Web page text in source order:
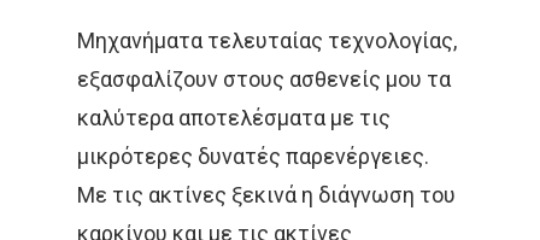
Μηχανήματα τελευταίας τεχνολογίας,
εξασφαλίζουν στους ασθενείς μου τα
καλύτερα αποτελέσματα με τις
μικρότερες δυνατές παρενέργειες.
Με τις ακτίνες ξεκινά η διάγνωση του
καρκίνου και με τις ακτίνες
ΠΌΝΟΣ ΤΕΣΤ ΠΑΠ
ΤΡΊΤΗ ΗΛΙΚΊΑ
ΧΗΜΕΙΟΘΕΡΑΠΕΊΑ